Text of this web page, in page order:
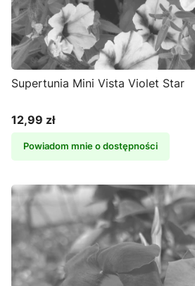
Supertunia Mini Vista Violet Star
Cena
12,99 zł
Powiadom mnie o dostępności